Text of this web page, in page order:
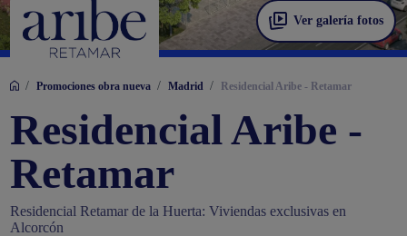
Ver galería fotos
/ Promociones obra nueva / Madrid / Residencial Aribe - Retamar
Residencial Aribe -
Retamar
Residencial Retamar de la Huerta: Viviendas exclusivas en
Alcorcón